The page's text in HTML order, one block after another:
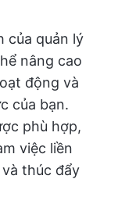
của quản lý
nâng cao
động và
của bạn.
phù hợp,
việc liền
thúc đẩy